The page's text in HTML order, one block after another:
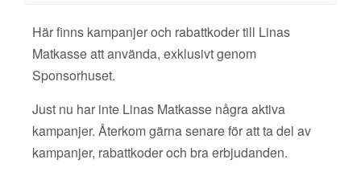
Här finns kampanjer och rabattkoder till Linas
Matkasse att använda, exklusivt genom
Sponsorhuset.
Just nu har inte Linas Matkasse några aktiva
kampanjer. Återkom gärna senare för att ta del av
kampanjer, rabattkoder och bra erbjudanden.